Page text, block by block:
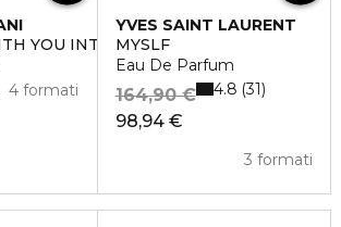
YOU INTENSELY
4 formati
YVES SAINT LAURENT
MYSLF
Eau De Parfum
98,94 €
164,90 €
3 formati
4.8 31